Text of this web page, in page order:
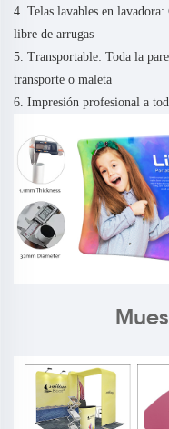
4. Telas lavables en lavadora:
libre de arrugas
5. Transportable: Toda la
transporte o maleta
6. Impresión profesional a